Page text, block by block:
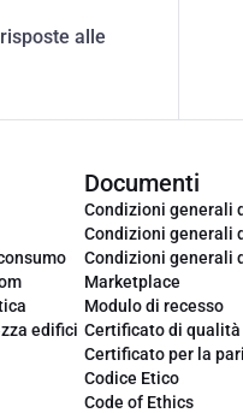
alle
edifici
Documenti
Condizioni generali
Condizioni generali
Condizioni generali
Marketplace
Modulo di recesso
Certificato di qualità
Certificato per la
Codice Etico
Code of Ethics